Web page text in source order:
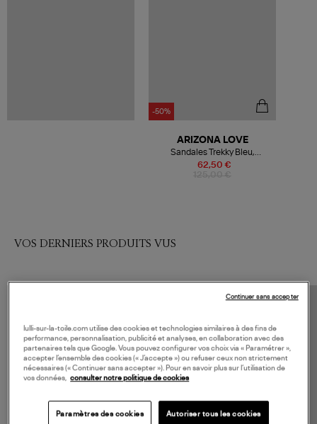
-50%
62,50 €
ARIZONA LOVE
Sandales Trekky Bleu,
Collaboration Arizona Love x
VOS DERNIERS PRODUITS VUS
lulli-sur-la-toile.com utilise des cookies et technologies similaires à des fins de
performance, personnalisation, publicité et analyses, en collaboration avec des
partenaires tels que Google. Vous pouvez configurer vos choix via « Paramétrer »,
accepter l’ensemble des cookies (« J’accepte ») ou refuser ceux non strictement
nécessaires (« Continuer sans accepter »). Pour en savoir plus sur l’utilisation de
vos données, consulter notre politique de cookies
Paramètres des cookies Autoriser tous les cookies
Continuer sans accepter